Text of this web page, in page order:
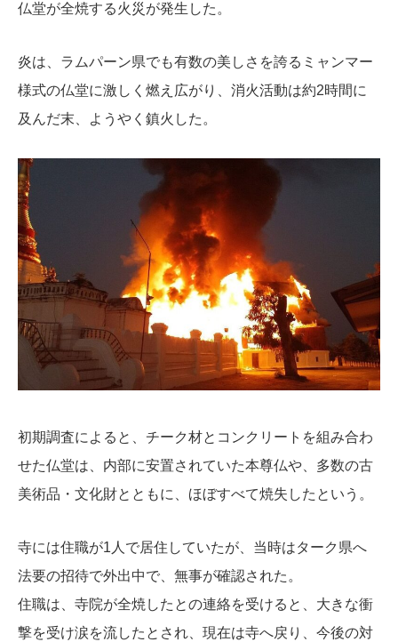
仏堂が全焼する火災が発生した。
炎は、ラムパーン県でも有数の美しさを誇るミャンマー
様式の仏堂に激しく燃え広がり、消火活動は約2時間に
及んだ末、ようやく鎮火した。
初期調査によると、チーク材とコンクリートを組み合わ
せた仏堂は、内部に安置されていた本尊仏や、多数の古
美術品・文化財とともに、ほぼすべて焼失したという。
寺には住職が1人で居住していたが、当時はターク県へ
法要の招待で外出中で、無事が確認された。
住職は、寺院が全焼したとの連絡を受けると、大きな衝
撃を受け涙を流したとされ、現在は寺へ戻り、今後の対